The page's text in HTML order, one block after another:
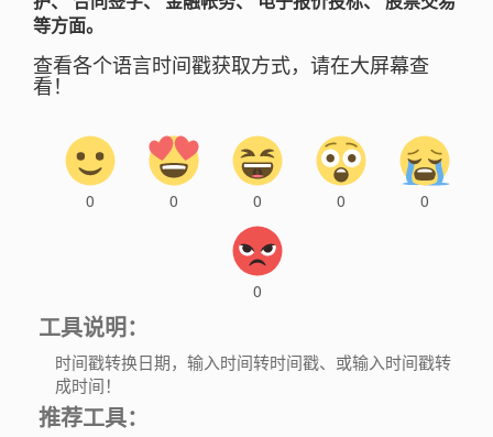
等方面。
查看各个语言时间戳获取方式，请在大屏幕查
看！
0 0 0 0 0
0
工具说明：
时间戳转换日期，输入时间转时间戳、或输入时间戳转
成时间！
推荐工具：